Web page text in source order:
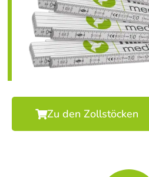
Zu den Zollstöcken